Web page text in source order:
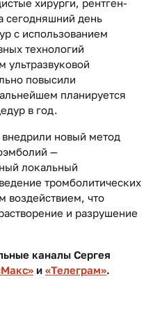
сегодняшний день
с использованием
технологий
ультразвуковой
повысили
планируется
в год.
новый метод
—
локальный
тромболитических
воздействием, что
и разрушение
каналы Сергея
и «Телеграм».